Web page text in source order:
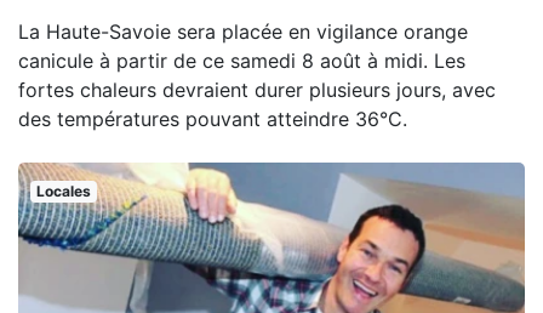
La Haute-Savoie sera placée en vigilance orange
canicule à partir de ce samedi 8 août à midi. Les
fortes chaleurs devraient durer plusieurs jours, avec
des températures pouvant atteindre 36°C.
Locales